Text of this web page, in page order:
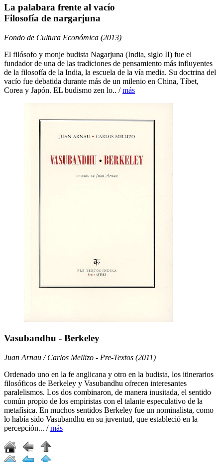
La palabara frente al vacío
Filosofía de nargarjuna
Fondo de Cultura Económica (2013)
El filósofo y monje budista Nagarjuna (India, siglo II) fue el
fundador de una de las tradiciones de pensamiento más influyentes
de la filosofía de la India, la escuela de la vía media. Su doctrina del
vacío fue debatida durante más de un milenio en China, Tíbet,
Corea y Japón. EL budismo zen lo.. /más
Vasubandhu - Berkeley
Juan Arnau / Carlos Mellizo - Pre-Textos (2011)
Ordenado uno en la fe anglicana y otro en la budista, los itinerarios
filosóficos de Berkeley y Vasubandhu ofrecen interesantes
paralelismos. Los dos combinaron, de manera inusitada, el sentido
común propio de los empiristas con el talante especulativo de la
metafísica. En muchos sentidos Berkeley fue un nominalista, como
lo había sido Vasubandhu en su juventud, que estableció en la
percepción... /más